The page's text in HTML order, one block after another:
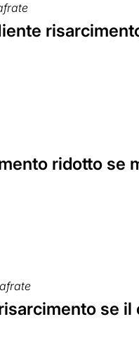
ridotto se
se il